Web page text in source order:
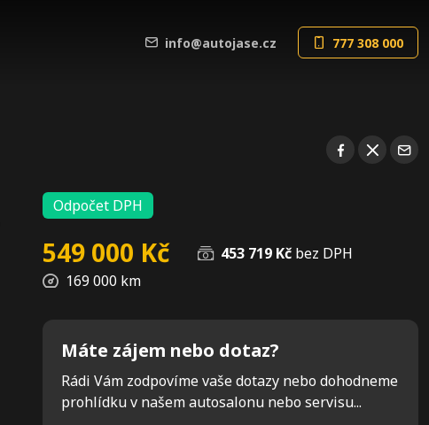
info@autojase.cz 777 308 000
Odpočet DPH
549 000 Kč 453 719 Kč bez DPH
169 000 km
Máte zájem nebo dotaz?
Rádi Vám zodpovíme vaše dotazy nebo dohodneme
prohlídku v našem autosalonu nebo servisu...